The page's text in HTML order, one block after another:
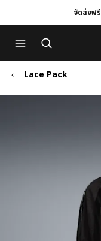
to
Main
content
to
Footer
Content
จัดส่งฟรี
Lace Pack